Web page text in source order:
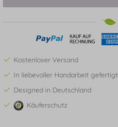
Kostenloser Versand
In liebevoller Handarbeit gefertigt
Designed in Deutschland
Käuferschutz